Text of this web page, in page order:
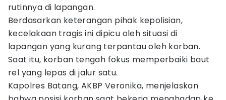
rutinnya di lapangan.
Berdasarkan keterangan pihak kepolisian,
kecelakaan tragis ini dipicu oleh situasi di
lapangan yang kurang terpantau oleh korban.
Saat itu, korban tengah fokus memperbaiki baut
rel yang lepas di jalur satu.
Kapolres Batang, AKBP Veronika, menjelaskan